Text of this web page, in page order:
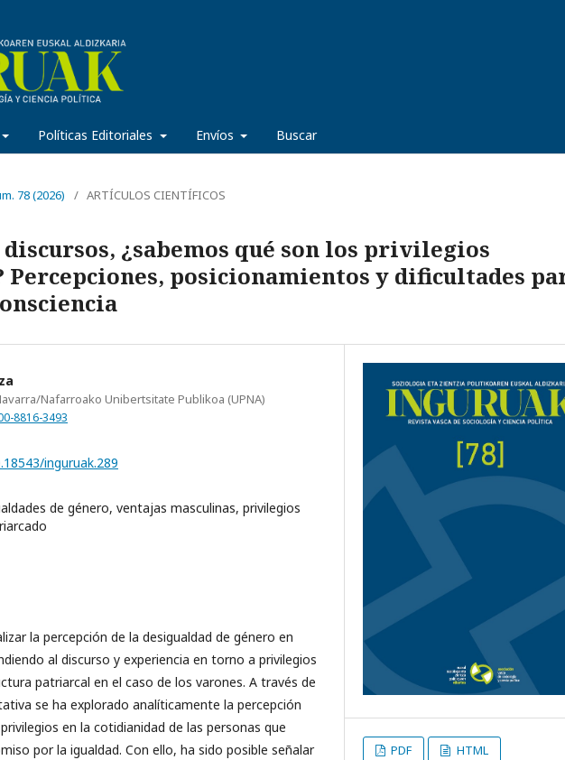
Políticas Editoriales Envíos Buscar
78 (2026) / ARTÍCULOS CIENTÍFICOS
¿sabemos qué son los privilegios
Percepciones, posicionamientos y dificultades
Nafarroako Unibertsitate Publikoa (UPNA)
8816-3493
inguruak.289
de género, ventajas masculinas, privilegios
la percepción de la desigualdad de género en
al discurso y experiencia en torno a privilegios
patriarcal en el caso de los varones. A través de
se ha explorado analíticamente la percepción
en la cotidianidad de las personas que
por la igualdad. Con ello, ha sido posible señalar
PDF HTML